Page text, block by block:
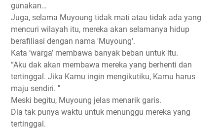
gunakan…
Juga, selama Muyoung tidak mati atau tidak ada yang
mencuri wilayah itu, mereka akan selamanya hidup
berafiliasi dengan nama 'Muyoung'.
Kata ‘warga’ membawa banyak beban untuk itu.
“Aku dak akan membawa mereka yang berhenti dan
tertinggal. Jika Kamu ingin mengikutiku, Kamu harus
maju sendiri. "
Meski begitu, Muyoung jelas menarik garis.
Dia tak punya waktu untuk menunggu mereka yang
tertinggal.